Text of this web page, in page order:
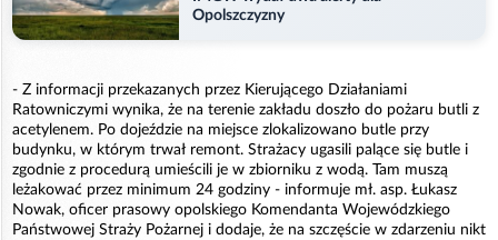
Opolszczyzny
- Z informacji przekazanych przez Kierującego Działaniami
Ratowniczymi wynika, że na terenie zakładu doszło do pożaru butli z
acetylenem. Po dojeździe na miejsce zlokalizowano butle przy
budynku, w którym trwał remont. Strażacy ugasili palące się butle i
zgodnie z procedurą umieścili je w zbiorniku z wodą. Tam muszą
leżakować przez minimum 24 godziny - informuje mł. asp. Łukasz
Nowak, oficer prasowy opolskiego Komendanta Wojewódzkiego
Państwowej Straży Pożarnej i dodaje, że na szczęście w zdarzeniu nikt